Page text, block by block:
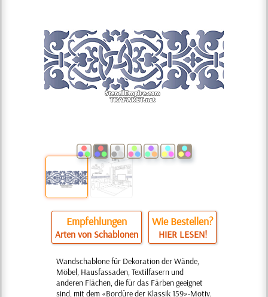
Empfehlungen
Arten von Schablonen
Wie Bestellen?
HIER LESEN!
Wandschablone für Dekoration der Wände,
Möbel, Hausfassaden, Textilfasern und
anderen Flächen, die für das Färben geeignet
sind, mit dem «Bordüre der Klassik 159»-Motiv.